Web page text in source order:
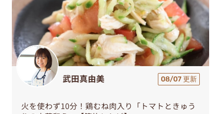
武田真由美 08/07 更新
火を使わず10分！鶏むね肉入り「トマトときゅう